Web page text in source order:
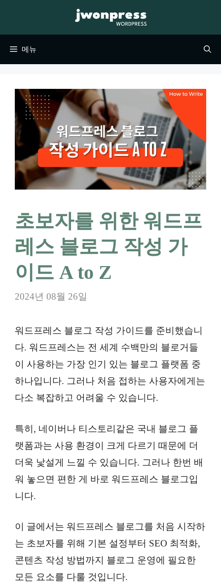
메뉴
초보자를 위한 워드프
레스 블로그 작성 가
이드 A to Z
2024년 08월 26일
워드프레스 블로그 작성 가이드를 준비했습니
다. 워드프레스는 전 세계 수백만의 블로거들
이 사용하는 가장 인기 있는 블로그 플랫폼 중
하나입니다. 그러나 처음 접하는 사용자에게는
다소 복잡하고 어려울 수 있습니다.
특히, 네이버나 티스토리같은 국내 블로그 플
랫폼과는 사용 환경이 크게 다르기 때문에 더
더욱 낯설게 느낄 수 있습니다. 그러나 한번 배
워 놓으면 편한 게 바로 워드프레스 블로그입
니다.
이 글에서는 워드프레스 블로그를 처음 시작하
는 초보자를 위해 기본 설정부터 SEO 최적화,
콘텐츠 작성 방법까지 블로그 운영에 필요한
모든 요소를 다룰 것입니다.